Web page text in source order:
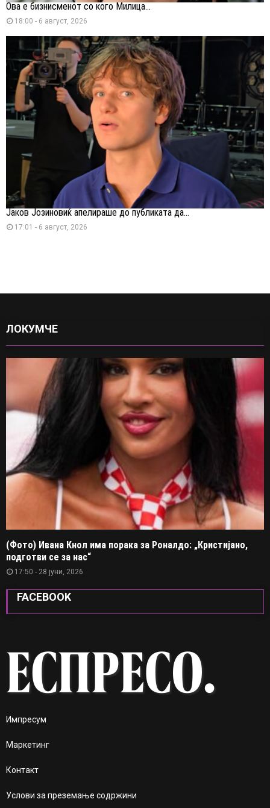
Ова е бизнисменот со кого Милица...
18:00 - 6 август, 2026
Јаков Јозиновиќ апелираше до публиката да...
17:01 - 6 август, 2026
ЛОКУМЧЕ
(Фото) Ивана Кнол има порака за Роналдо: „Кристијано,
подготви се за нас“
17:50 - 28 јуни, 2026
FACEBOOK
Импресум
Маркетинг
Контакт
Услови за преземање содржини